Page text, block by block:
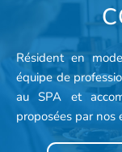
Résident en
équipe de
au SPA et
proposées par nos